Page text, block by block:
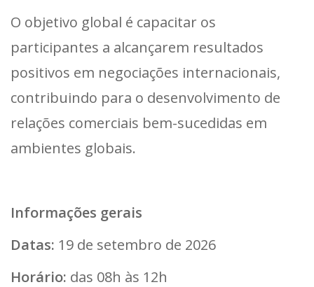
O objetivo global é capacitar os
participantes a alcançarem resultados
positivos em negociações internacionais,
contribuindo para o desenvolvimento de
relações comerciais bem-sucedidas em
ambientes globais.
Informações gerais
Datas: 19 de setembro de 2026
Horário: das 08h às 12h